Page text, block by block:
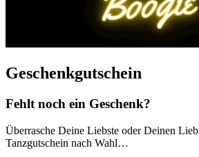
Geschenkgutschein
Fehlt noch ein Geschenk?
Überrasche Deine Liebste oder Deinen
Tanzgutschein nach Wahl…